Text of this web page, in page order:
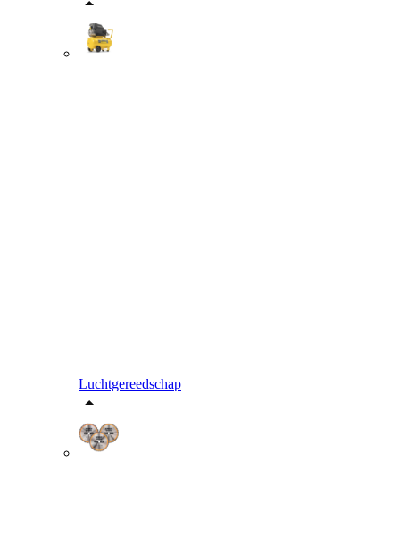
Luchtgereedschap